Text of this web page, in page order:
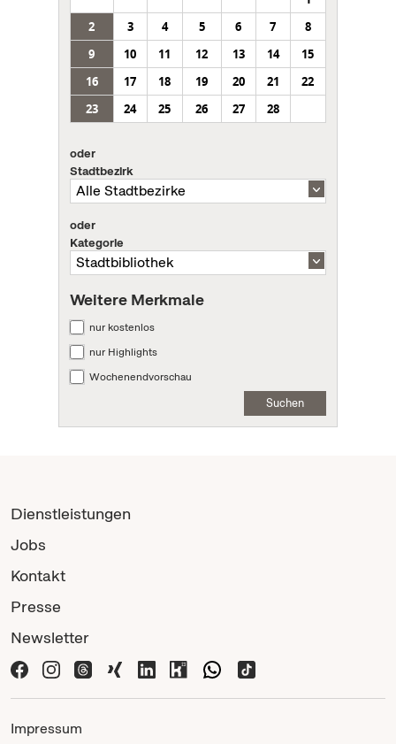
2
3 4 5 6 7
8
9
10 11 12 13 14
15
16
17 18 19 20 21
22
23
24 25 26 27 28
oder
Stadtbezirk
oder
Kategorie
Weitere Merkmale
nur kostenlos
nur Highlights
Wochenendvorschau
Suchen
Dienstleistungen
Jobs
Kontakt
Presse
Newsletter
Impressum